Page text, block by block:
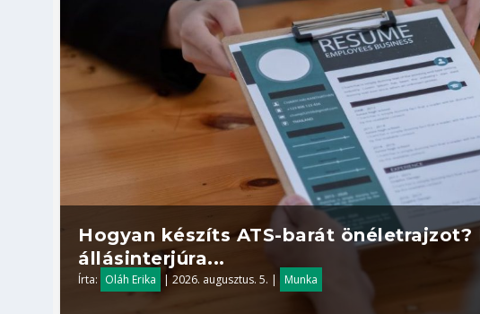
Hogyan készíts ATS-barát
állásinterjúra...
Írta: Oláh Erika |2026. augusztus. 5. | Munka